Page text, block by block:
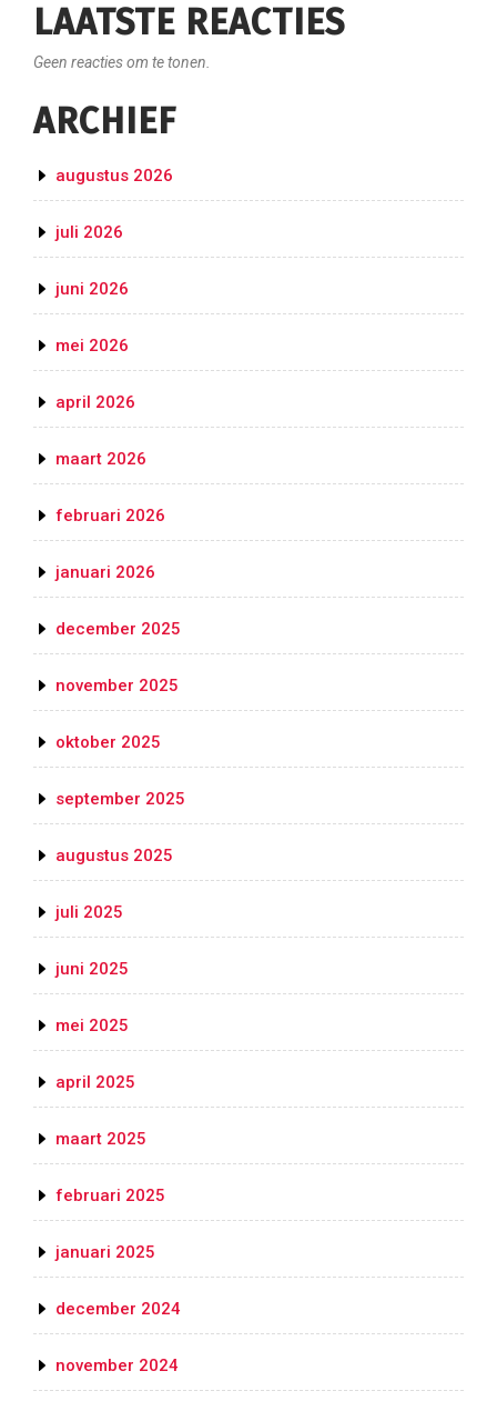
LAATSTE REACTIES
Geen reacties om te tonen.
ARCHIEF
augustus 2026
juli 2026
juni 2026
mei 2026
april 2026
maart 2026
februari 2026
januari 2026
december 2025
november 2025
oktober 2025
september 2025
augustus 2025
juli 2025
juni 2025
mei 2025
april 2025
maart 2025
februari 2025
januari 2025
december 2024
november 2024